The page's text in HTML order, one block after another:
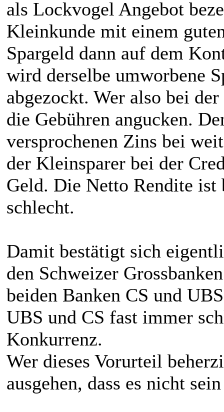
als Lockvogel Angebot
Kleinkunde mit einem
Spargeld dann auf dem
wird derselbe umworbene
abgezockt. Wer also bei
die Gebühren angucken.
versprochenen Zins bei
der Kleinsparer bei der
Geld. Die Netto Rendite ist
schlecht.
Damit bestätigt sich
den Schweizer
beiden Banken CS und
UBS und CS fast immer
Konkurrenz.
Wer dieses Vorurteil
ausgehen, dass es nicht